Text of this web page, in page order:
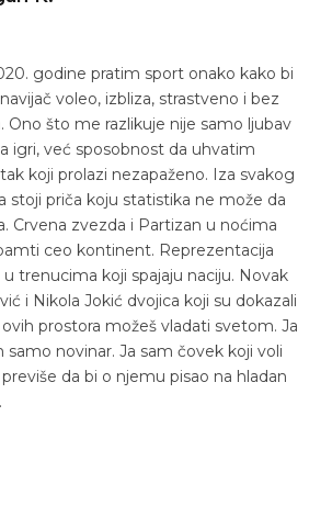
godine pratim sport onako kako bi
voleo, izbliza, strastveno i bez
Ono što me razlikuje nije samo ljubav
igri, već sposobnost da uhvatim
koji prolazi nezapaženo. Iza svakog
stoji priča koju statistika ne može da
Crvena zvezda i Partizan u noćima
ceo kontinent. Reprezentacija
u trenucima koji spajaju naciju. Novak
i Nikola Jokić dvojica koji su dokazali
ovih prostora možeš vladati svetom. Ja
samo novinar. Ja sam čovek koji voli
da bi o njemu pisao na hladan